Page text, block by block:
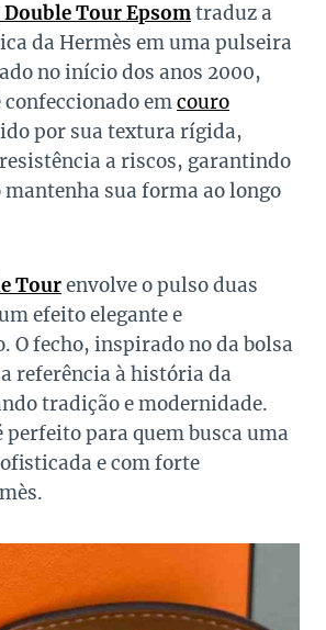
Tour Epsomtraduz a
da Hermès em uma pulseira
no início dos anos 2000,
confeccionado emcouro
por sua textura rígida,
a riscos, garantindo
mantenha sua forma ao longo
Tourenvolve o pulso duas
efeito elegante e
O fecho, inspirado no da bolsa
referência à história da
tradição e modernidade.
perfeito para quem busca uma
e com forte